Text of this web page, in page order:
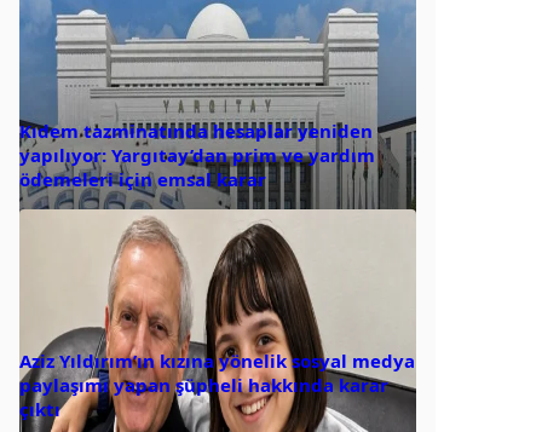
Kıdem tazminatında hesaplar yeniden
yapılıyor: Yargıtay’dan prim ve yardım
ödemeleri için emsal karar
Aziz Yıldırım’ın kızına yönelik sosyal medya
paylaşımı yapan şüpheli hakkında karar
çıktı